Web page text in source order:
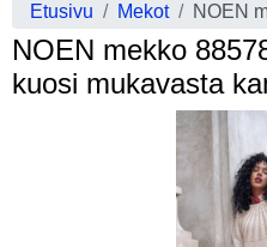
Etusivu Mekot
NOEN mekko
kuosi mukavasta